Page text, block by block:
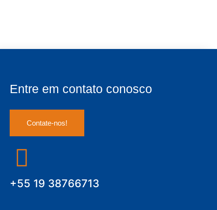
Entre em contato conosco
Contate-nos!
+55 19 38766713